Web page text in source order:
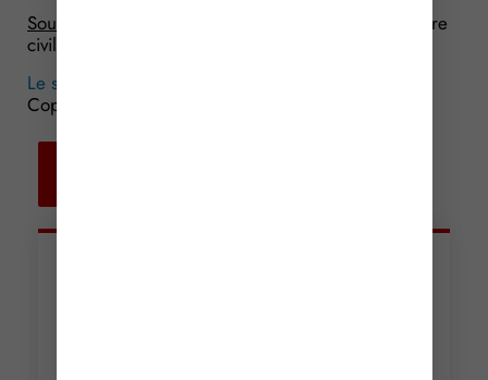
Source :
Arrêt de la Cour de cassation, 1ère chambre
civile, du 25 février 2016, n° 14-25729
Le secret professionnel des avocats en question
Copyright WebLex – 2016